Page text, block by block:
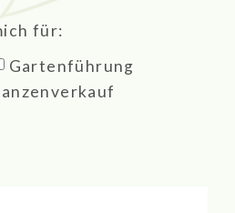
für:
Gartenführung